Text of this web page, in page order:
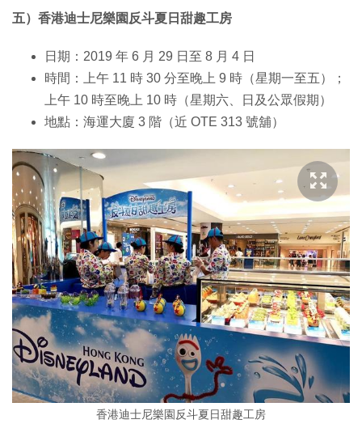
五）香港迪士尼樂園反斗夏日甜趣工房
日期：2019 年 6 月 29 日至 8 月 4 日
時間：上午 11 時 30 分至晚上 9 時（星期一至五）；
上午 10 時至晚上 10 時（星期六、日及公眾假期）
地點：海運大廈 3 階（近 OTE 313 號舖）
香港迪士尼樂園反斗夏日甜趣工房